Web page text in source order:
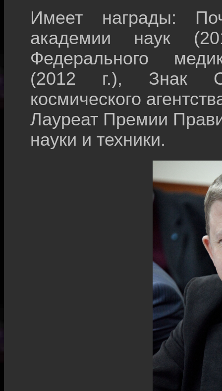
Имеет награды:
академии наук
Федерального
(2012 г.), Знак
космического
Лауреат Премии
науки и техники.